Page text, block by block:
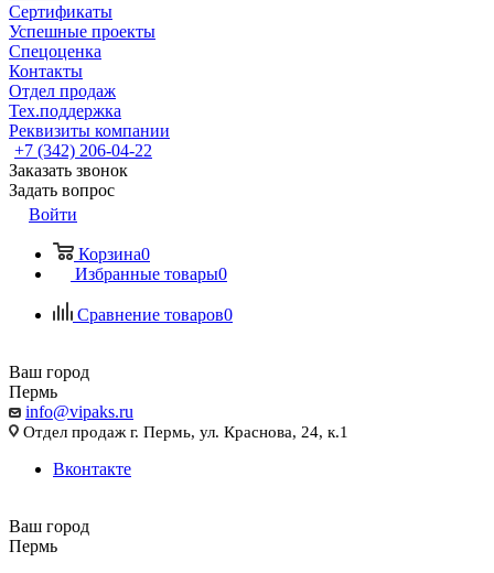
Сертификаты
Успешные проекты
Спецоценка
Контакты
Отдел продаж
Тех.поддержка
Реквизиты компании
+7 (342) 206-04-22
Заказать звонок
Задать вопрос
Войти
Корзина0
Избранные товары0
Сравнение товаров0
Ваш город
Пермь
info@vipaks.ru
Отдел продаж г. Пермь, ул. Краснова, 24, к.1
Вконтакте
Ваш город
Пермь